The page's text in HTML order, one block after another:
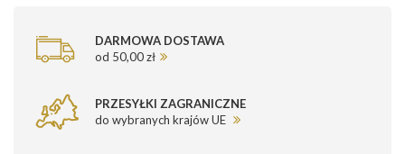
DARMOWA DOSTAWA
od 50,00 zł
PRZESYŁKI ZAGRANICZNE
do wybranych krajów UE